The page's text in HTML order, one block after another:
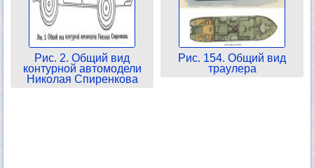
Рис. 2. Общий вид
контурной автомодели
Николая Спиренкова
Рис. 154. Общий вид
траулера